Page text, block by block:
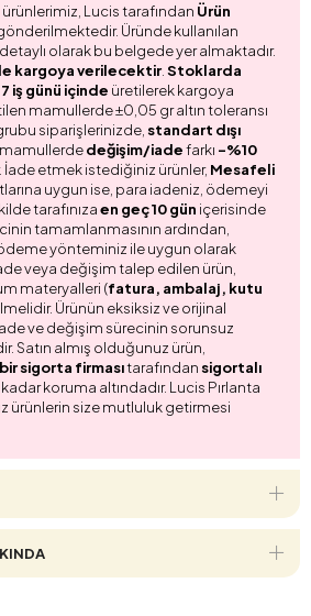
Lucis tarafından Ürün
Üründe kullanılan
olarak bu belgede yer almaktadır.
kargoya verilecektir. Stoklarda
iş günü içinde üretilerek kargoya
mamullerde ±0,05 gr altın toleransı
siparişlerinizde, standart dışı
değişim/iadefarkı -%10
İade etmek istediğiniz ürünler, Mesafeli
uygun ise, para iadeniz, ödemeyi
tarafınızaen geç 10 gün içerisinde
tamamlanmasının ardından,
yönteminiz ile uygun olarak
veya değişim talep edilen ürün,
materyalleri (fatura, ambalaj, kutu
Ürünün eksiksiz ve orijinal
ve değişim sürecinin sorunsuz
Satın almış olduğunuz ürün,
bir sigorta firmasıtarafından sigortalı
koruma altındadır. Lucis Pırlanta
ürünlerin size mutluluk getirmesi